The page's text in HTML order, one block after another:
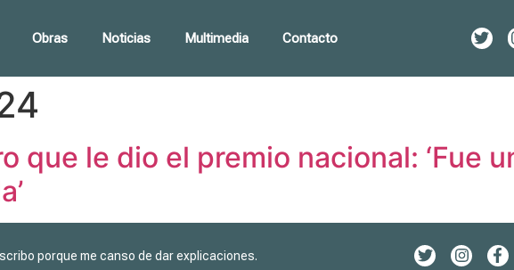
Obras Noticias Multimedia Contacto
que le dio el premio nacional: ‘Fue
porque me canso de dar explicaciones.